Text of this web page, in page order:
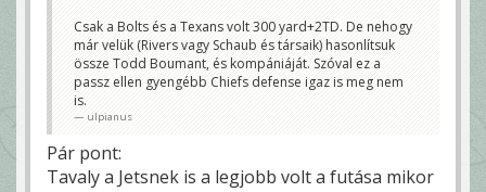
Csak a Bolts és a Texans volt 300 yard+2TD. De nehogy
már velük (Rivers vagy Schaub és társaik) hasonlítsuk
össze Todd Boumant, és kompániáját. Szóval ez a
passz ellen gyengébb Chiefs defense igaz is meg nem
is.
ulpianus
Pár pont:
Tavaly a Jetsnek is a legjobb volt a futása mikor